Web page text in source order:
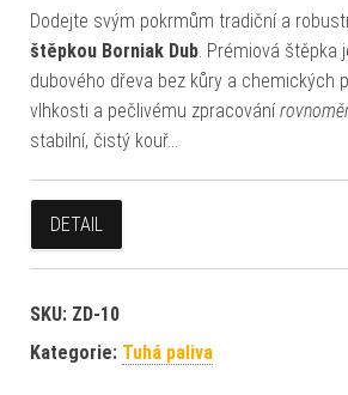
Dodejte svým pokrmům tradiční a
štěpkou Borniak Dub. Prémiová štěpka
dubového dřeva bez kůry a chemických
vlhkosti a pečlivému zpracování
stabilní, čistý kouř…
DETAIL
SKU: ZD-10
Kategorie: Tuhá paliva